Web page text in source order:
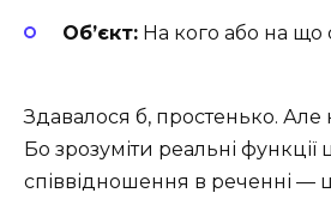
Об’єкт: На кого або на що
Здавалося б, простенько. Але
Бо зрозуміти реальні функції
співвідношення в реченні —